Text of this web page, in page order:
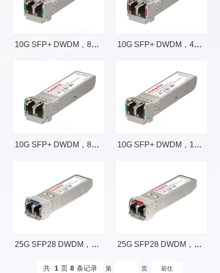
10G SFP+ DWDM，80km，带CDR 10G SFP+ DWDM，40km
10G SFP+ DWDM，80km 10G SFP+ DWDM，100km
25G SFP28 DWDM，10km 25G SFP28 DWDM，15km
共 1 页 8 条记录 第 页